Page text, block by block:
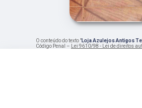
O conteúdo do texto "Loja Azulejos Antigos
Código Penal –
Lei 9610/98 - Lei de direitos